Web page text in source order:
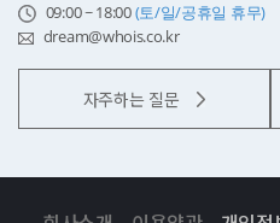
09:00 ~ 18:00(토/일/공휴일 휴무)
dream@whois.co.kr
자주하는 질문